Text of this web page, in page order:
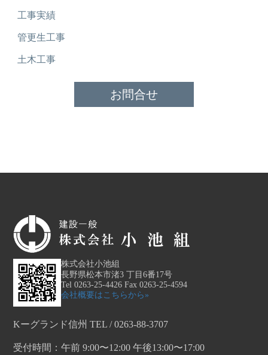
工事実績
管更生工事
土木工事
お問合せ
株式会社小池組
長野県松本市渚3 丁目6番17号
Tel 0263-25-4426 Fax 0263-25-4594
会社概要はこちらから»
Kーグランド信州 TEL / 0263-88-3707
受付時間：午前 9:00〜12:00 午後13:00〜17:00